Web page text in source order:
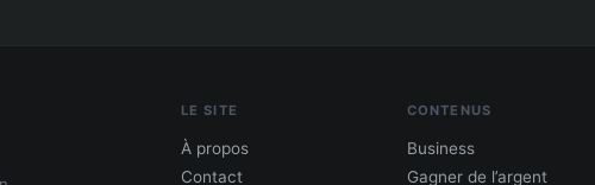
LE SITE
À propos
Contact
CONTENUS
Business
Gagner de l’argent